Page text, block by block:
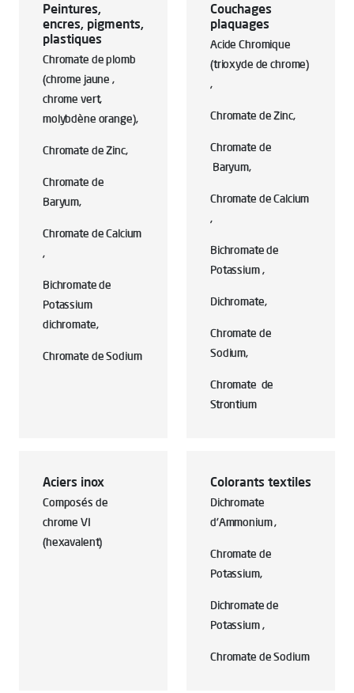
Peintures,
encres, pigments,
plastiques
Chromate de plomb
(chrome jaune ,
chrome vert,
molybdène orange),
Chromate de Zinc,
Chromate de
Baryum,
Chromate de Calcium
,
Bichromate de
Potassium
dichromate,
Chromate de Sodium
Couchages
plaquages
Acide Chromique
(trioxyde de chrome)
,
Chromate de Zinc,
Chromate de
Baryum,
Chromate de Calcium
,
Bichromate de
Potassium ,
Dichromate,
Chromate de
Sodium,
Chromate de
Strontium
Aciers inox
Composés de
chrome VI
(hexavalent)
Colorants textiles
Dichromate
d'Ammonium ,
Chromate de
Potassium,
Dichromate de
Potassium ,
Chromate de Sodium